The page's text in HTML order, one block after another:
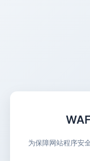
为保障网站程序安